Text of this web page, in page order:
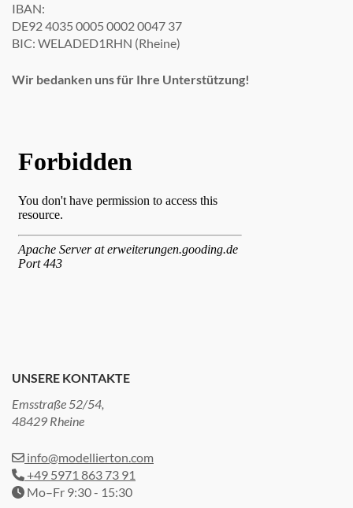
IBAN:
DE92 4035 0005 0002 0047 37
BIC: WELADED1RHN (Rheine)
Wir bedanken uns für Ihre Unterstützung!
UNSERE KONTAKTE
Emsstraße 52/54,
48429 Rheine
info@modellierton.com
+49 5971 863 73 91
Mo–Fr 9:30 - 15:30